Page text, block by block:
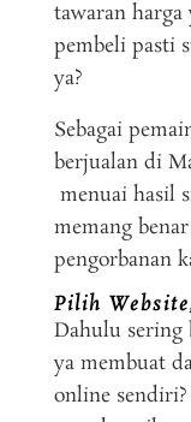
tawaran
pembeli pasti
ya?
Sebagai
berjualan di
menuai hasil
memang
pengorbanan
Pilih
Dahulu sering
ya membuat
online